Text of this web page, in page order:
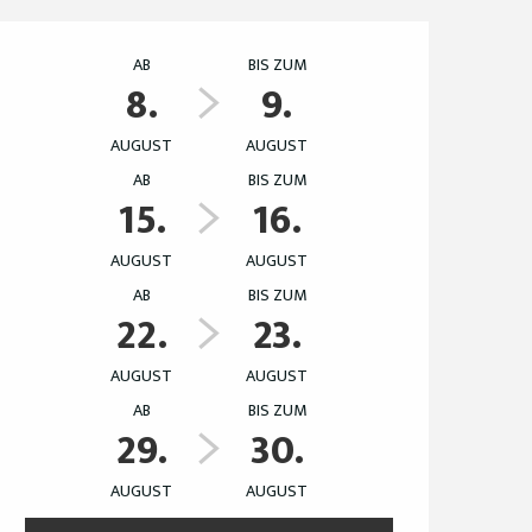
&
AB
8.
AUGUST
BIS ZUM
9.
AUGUST
AB
15.
AUGUST
BIS ZUM
16.
AUGUST
AB
22.
AUGUST
BIS ZUM
23.
AUGUST
AB
29.
AUGUST
BIS ZUM
30.
AUGUST